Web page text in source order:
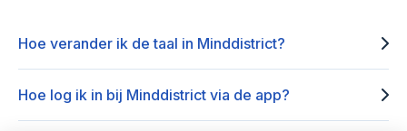
Hoe verander ik de taal in Minddistrict?
Hoe log ik in bij Minddistrict via de app?